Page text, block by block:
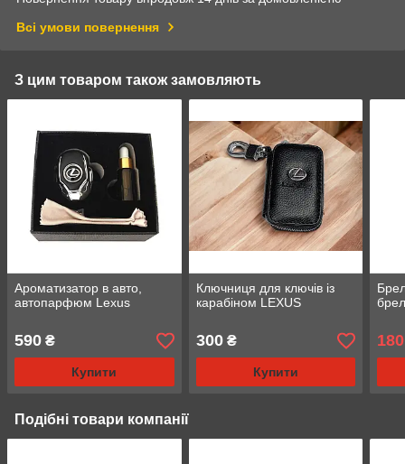
Всі умови повернення
З цим товаром також замовляють
Ароматизатор в авто,
автопарфюм Lexus
590 ₴
Купити
Ключниця для ключів із
карабіном LEXUS
300₴
Купити
Подібні товари компанії